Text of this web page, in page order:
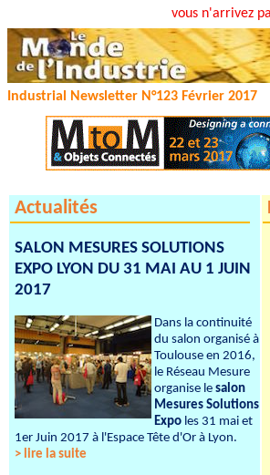
vous n'arrivez
Industrial Newsletter N°123 Février 2017
Actualités
SALON MESURES SOLUTIONS
EXPO LYON DU 31 MAI AU 1 JUIN
2017
Dans la continuité
du salon organisé à
Toulouse en 2016,
le Réseau Mesure
organise le salon
Mesures Solutions
Expo les 31 mai et
1er Juin 2017 à l'Espace Tête d'Or à Lyon.
> lire la suite